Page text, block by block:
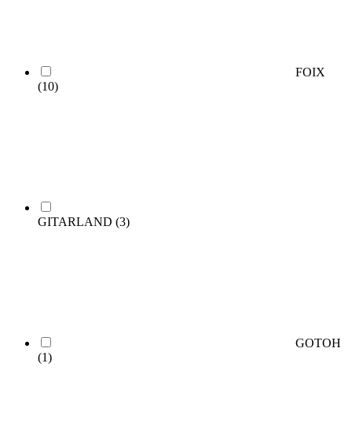
FOIX
(10)
GITARLAND (3)
GOTOH
(1)